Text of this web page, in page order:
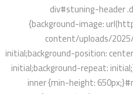
div#stuning-header
{background-image:
content/uploads/
initial;background-position:
initial;background-repeat:
inner {min-height: